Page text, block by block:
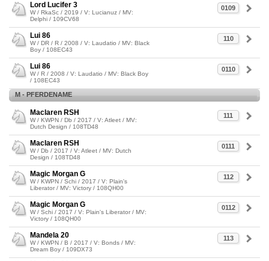
0109
Lord Lucifer 3
W / RkaSc / 2019 / V: Lucianuz / MV:
Delphi / 109CV68
110
Lui 86
W / DR / R / 2008 / V: Laudatio / MV: Black
Boy / 108EC43
0110
Lui 86
W / R / 2008 / V: Laudatio / MV: Black Boy
/ 108EC43
M - PFERDENAME
111
Maclaren RSH
W / KWPN / Db / 2017 / V: Atleet / MV:
Dutch Design / 108TD48
0111
Maclaren RSH
W / Db / 2017 / V: Atleet / MV: Dutch
Design / 108TD48
112
Magic Morgan G
W / KWPN / Schi / 2017 / V: Plain's
Liberator / MV: Victory / 108QH00
0112
Magic Morgan G
W / Schi / 2017 / V: Plain's Liberator / MV:
Victory / 108QH00
113
Mandela 20
W / KWPN / B / 2017 / V: Bonds / MV:
Dream Boy / 109DX73